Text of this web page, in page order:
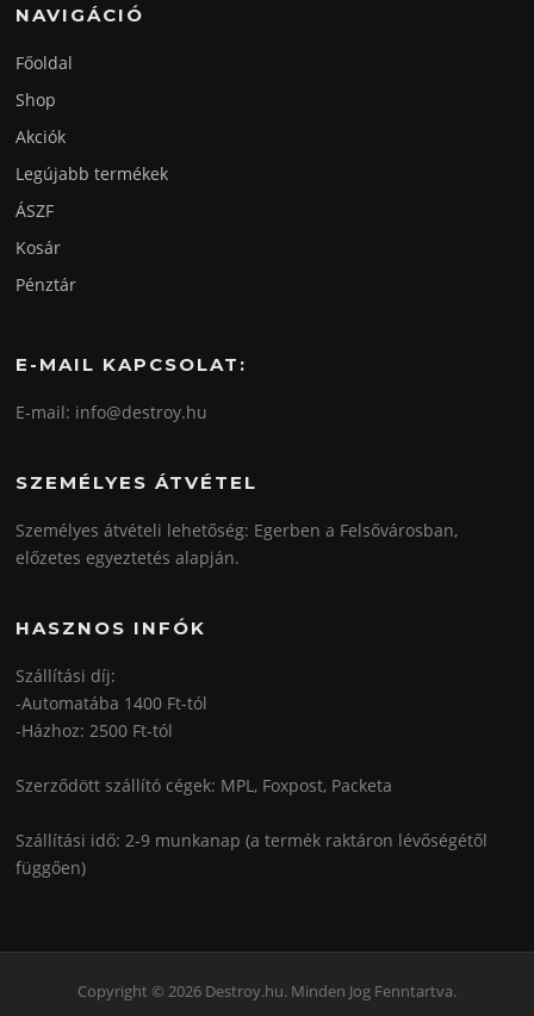
NAVIGÁCIÓ
Főoldal
Shop
Akciók
Legújabb termékek
ÁSZF
Kosár
Pénztár
E-MAIL KAPCSOLAT:
E-mail: info@destroy.hu
SZEMÉLYES ÁTVÉTEL
Személyes átvételi lehetőség: Egerben a Felsővárosban,
előzetes egyeztetés alapján.
HASZNOS INFÓK
Szállítási díj:
-Automatába 1400 Ft-tól
-Házhoz: 2500 Ft-tól
Szerződött szállító cégek: MPL, Foxpost, Packeta
Szállítási idő: 2-9 munkanap (a termék raktáron lévőségétől
függően)
Copyright © 2026 Destroy.hu. Minden Jog Fenntartva.